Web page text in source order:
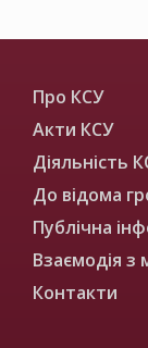
Про КСУ
Акти КСУ
Діяльність
До відома
Публічна
Взаємодія з
Контакти